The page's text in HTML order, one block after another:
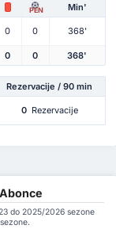
PEN Min'
0 0 368'
0 0 368'
Rezervacije / 90 min
0 Rezervacije
do 2025/2026 sezone